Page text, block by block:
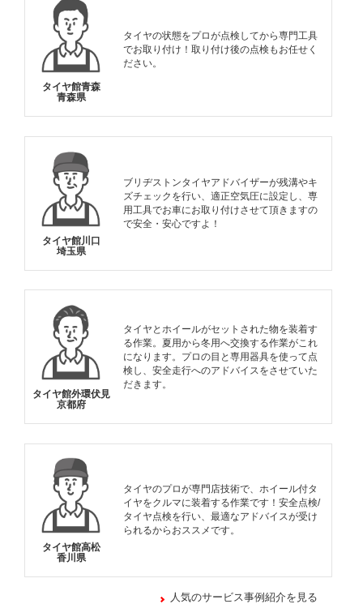
タイヤ館青森
青森県
タイヤの状態をプロが点検してから専門工具
でお取り付け！取り付け後の点検もお任せく
ださい。
タイヤ館川口
埼玉県
ブリヂストンタイヤアドバイザーが残溝やキ
ズチェックを行い、適正空気圧に設定し、専
用工具でお車にお取り付けさせて頂きますの
で安全・安心ですよ！
タイヤ館外環伏見
京都府
タイヤとホイールがセットされた物を装着す
る作業。夏用から冬用へ交換する作業がこれ
になります。プロの目と専用器具を使って点
検し、安全走行へのアドバイスをさせていた
だきます。
タイヤ館高松
香川県
タイヤのプロが専門店技術で、ホイール付タ
イヤをクルマに装着する作業です！安全点検/
タイヤ点検を行い、最適なアドバイスが受け
られるからおススメです。
人気のサービス事例紹介を見る